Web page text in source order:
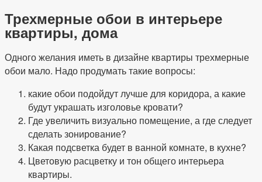
Трехмерные обои в интерьере
квартиры, дома
Одного желания иметь в дизайне квартиры трехмерные
обои мало. Надо продумать такие вопросы:
какие обои подойдут лучше для коридора, а какие
будут украшать изголовье кровати?
Где увеличить визуально помещение, а где следует
сделать зонирование?
Какая подсветка будет в ванной комнате, в кухне?
Цветовую расцветку и тон общего интерьера
квартиры.